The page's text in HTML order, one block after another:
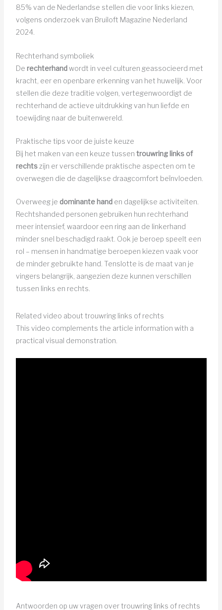
85% van de Nederlandse stellen die voor links kiezen,
volgens onderzoek van Bruiloft Magazine Nederland
2024.
Rechterhand symboliek
De rechterhandwordt in veel culturen geassocieerd met
kracht, eer en openbare erkenning van het huwelijk. Voor
stellen die deze traditie volgen, vertegenwoordigt de
rechterhand de actieve uitdrukking van hun liefde en
toewijding naar de buitenwereld.
Praktische tips voor de juiste keuze
Bij het maken van een keuze tussen trouwring links of
rechtszijn er verschillende praktische aspecten om te
overwegen die de dagelijkse draagcomfort beïnvloeden.
Overweeg je dominante handen dagelijkse activiteiten.
Rechtshanded personen gebruiken hun rechterhand
meer intensief, waardoor een ring aan de linkerhand
minder snel beschadigd raakt. Ook je beroep speelt een
rol – mensen in handmatige beroepen kiezen vaak voor
de minder gebruikte hand. Tenslotte is de maat van je
vingers belangrijk, aangezien deze kunnen verschillen
tussen links en rechts.
Related video about trouwring links of rechts
This video complements the article information with a
practical visual demonstration.
Antwoorden op uw vragen over trouwring links of rechts